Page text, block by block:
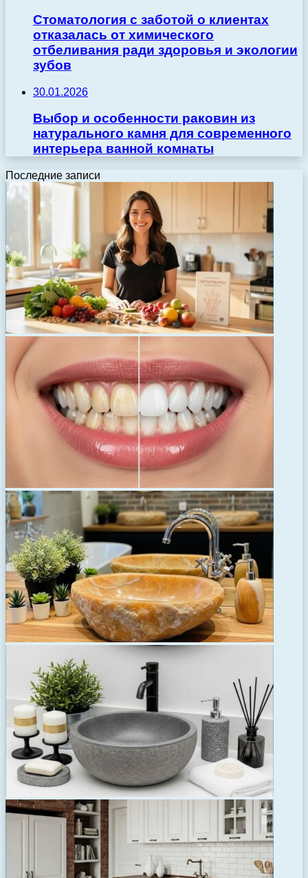
Стоматология с заботой о клиентах
отказалась от химического
отбеливания ради здоровья и экологии
зубов
30.01.2026
Выбор и особенности раковин из
натурального камня для современного
интерьера ванной комнаты
Последние записи